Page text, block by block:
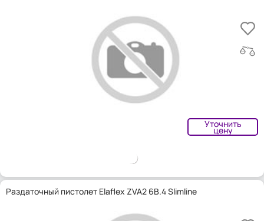
Уточнить
цену
Раздаточный пистолет Elaflex ZVA2 6B.4 Slimline